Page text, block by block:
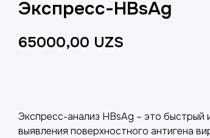
Экспресс-HBsAg
65000,00 UZS
Экспресс-анализ HBsAg – это
выявления поверхностного антигена